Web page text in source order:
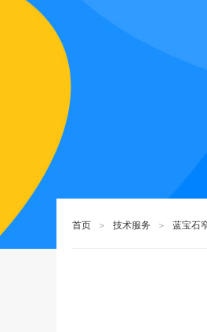
首页 ＞ 技术服务 ＞ 蓝宝石